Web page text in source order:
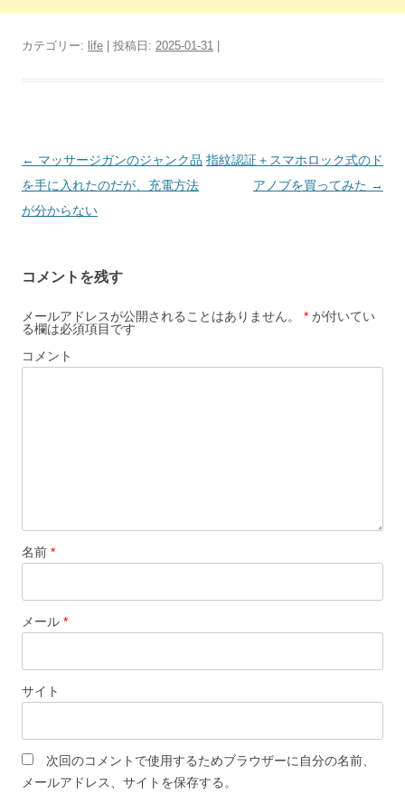
カテゴリー: life | 投稿日: 2025-01-31
投
稿
ナ
ー
シ
ョ
ン
← マッサージガンのジャンク品
を手に入れたのだが、充電方法
が分からない
指紋認証＋スマホロック式のド
アノブを買ってみた →
コメントを残す
メールアドレスが公開されることはありません。 * が付いてい
る欄は必須項目です
コメント
名前 *
メール *
サイト
次回のコメントで使用するためブラウザーに自分の名前、
メールアドレス、サイトを保存する。